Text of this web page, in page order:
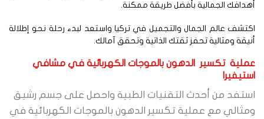
الجمالية بأفضل طريقة ممكنة.
عالم الجمال والتجميل في تركيا واستعد لبدء رحلة نحو إطلالة
ومثالية تحفز ثقتك الذاتية وتحقق آمالك.
تكسير الدهون بالموجات الكهربائية في مشافي
من أحدث التقنيات الطبية واحصل على جسم رشيق
مع عملية تكسير الدهون بالموجات الكهربائية في